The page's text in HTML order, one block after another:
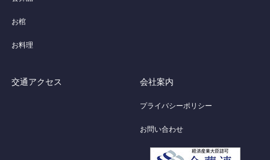
お棺
お料理
交通アクセス 会社案内
プライバシーポリシー
お問い合わせ